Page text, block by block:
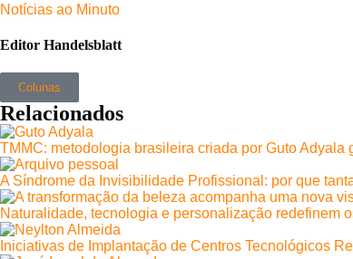
Notícias ao Minuto
Editor Handelsblatt
Colunas
Relacionados
TMMC: metodologia brasileira criada por Guto
A Síndrome da Invisibilidade Profissional: por que
Naturalidade, tecnologia e personalização redefinem
Iniciativas de Implantação de Centros Tecnológicos